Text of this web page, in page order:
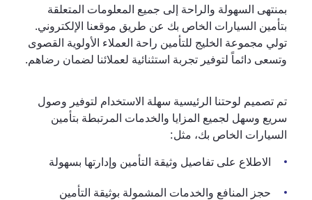
بمنتهى السهولة والراحة إلى جميع المعلومات المتعلقة
بتأمين السيارات الخاص بك عن طريق موقعنا الإلكتروني.
تولي مجموعة الخليج للتأمين راحة العملاء الأولوية القصوى
وتسعى دائماً لتوفير تجربة استثنائية لعملائنا لضمان رضاهم.
تم تصميم لوحتنا الرئيسية سهلة الاستخدام لتوفير وصول
سريع وسهل لجميع المزايا والخدمات المرتبطة بتأمين
السيارات الخاص بك، مثل:
الاطلاع على تفاصيل وثيقة التأمين وإدارتها بسهولة
حجز المنافع والخدمات المشمولة بوثيقة التأمين